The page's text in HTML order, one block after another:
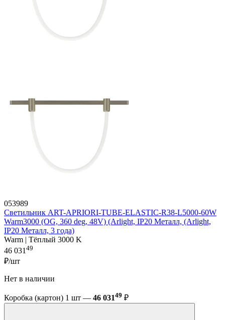
053989
Светильник ART-APRIORI-TUBE-ELASTIC-R38-L5000-60W
Warm3000 (OG, 360 deg, 48V) (Arlight, IP20 Металл, (Arlight,
IP20 Металл, 3 года)
Warm | Тёплый 3000 K
46 031 49
₽/шт
Нет в наличии
Коробка (картон) 1 шт — 46 03149 ₽